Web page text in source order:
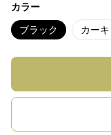
カラー
ブラック カーキ